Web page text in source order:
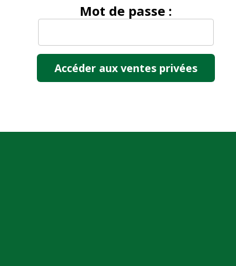
Mot de passe :